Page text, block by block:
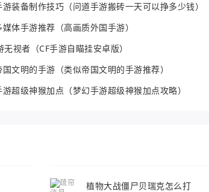
游装备制作技巧（问道手游搬砖一天可以挣多少钱）
体手游推荐（高画质外国手游）
无视者（CF手游自瞄挂安卓版）
国文明的手游（类似帝国文明的手游推荐）
超级神猴加点（梦幻手游超级神猴加点攻略）
植物大战僵尸贝瑞克怎么打